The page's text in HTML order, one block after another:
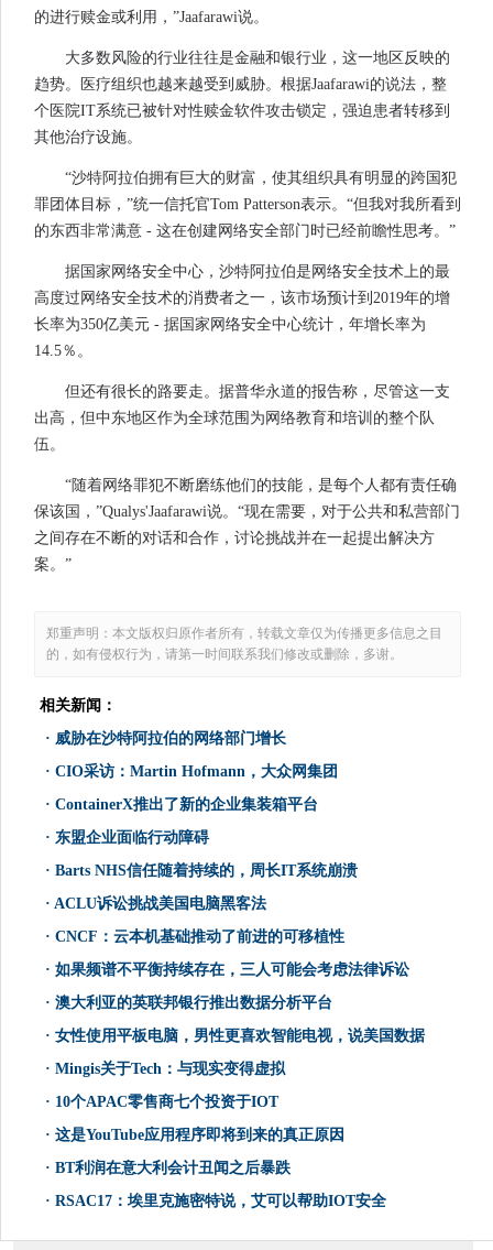
的进行赎金或利用，”Jaafarawi说。
大多数风险的行业往往是金融和银行业，这一地区反映的
趋势。医疗组织也越来越受到威胁。根据Jaafarawi的说法，整
个医院IT系统已被针对性赎金软件攻击锁定，强迫患者转移到
其他治疗设施。
“沙特阿拉伯拥有巨大的财富，使其组织具有明显的跨国犯
罪团体目标，”统一信托官Tom Patterson表示。“但我对我所看到
的东西非常满意 - 这在创建网络安全部门时已经前瞻性思考。”
据国家网络安全中心，沙特阿拉伯是网络安全技术上的最
高度过网络安全技术的消费者之一，该市场预计到2019年的增
长率为350亿美元 - 据国家网络安全中心统计，年增长率为
14.5％。
但还有很长的路要走。据普华永道的报告称，尽管这一支
出高，但中东地区作为全球范围为网络教育和培训的整个队
伍。
“随着网络罪犯不断磨练他们的技能，是每个人都有责任确
保该国，”Qualys'Jaafarawi说。“现在需要，对于公共和私营部门
之间存在不断的对话和合作，讨论挑战并在一起提出解决方
案。”
郑重声明：本文版权归原作者所有，转载文章仅为传播更多信息之目
的，如有侵权行为，请第一时间联系我们修改或删除，多谢。
相关新闻：
· 威胁在沙特阿拉伯的网络部门增长
· CIO采访：Martin Hofmann，大众网集团
· ContainerX推出了新的企业集装箱平台
· 东盟企业面临行动障碍
· Barts NHS信任随着持续的，周长IT系统崩溃
· ACLU诉讼挑战美国电脑黑客法
· CNCF：云本机基础推动了前进的可移植性
· 如果频谱不平衡持续存在，三人可能会考虑法律诉讼
· 澳大利亚的英联邦银行推出数据分析平台
· 女性使用平板电脑，男性更喜欢智能电视，说美国数据
· Mingis关于Tech：与现实变得虚拟
· 10个APAC零售商七个投资于IOT
· 这是YouTube应用程序即将到来的真正原因
· BT利润在意大利会计丑闻之后暴跌
· RSAC17：埃里克施密特说，艾可以帮助IOT安全